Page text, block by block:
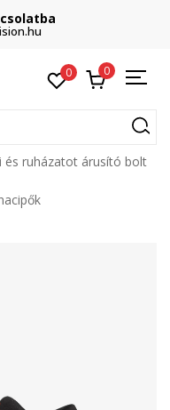
0 0
és ruházatot árusító bolt